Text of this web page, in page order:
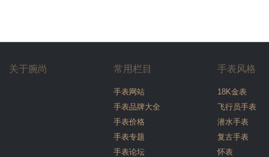
关于腕尚 常用栏目
手表网站
手表品牌大全
手表价格
手表专题
手表论坛
手表风格
18K金表
飞行员手表
潜水手表
复古手表
怀表